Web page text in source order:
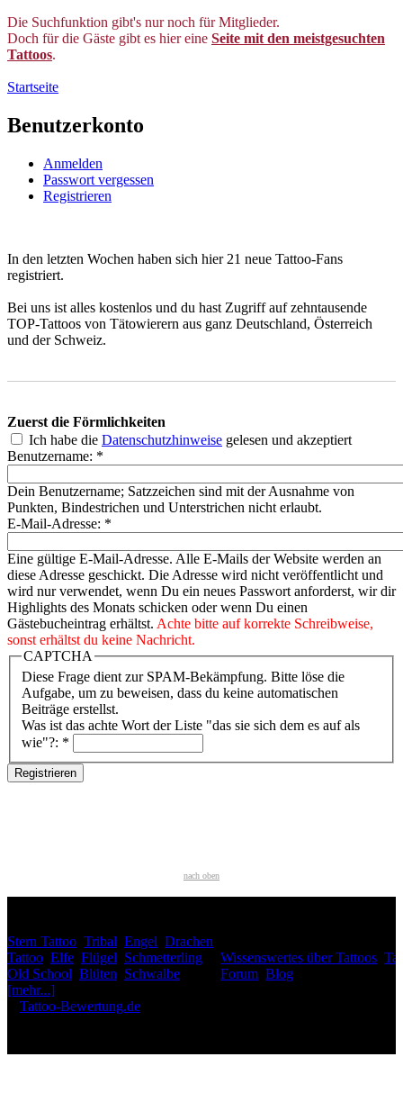
Die Suchfunktion gibt's nur noch für Mitglieder.
Doch für die Gäste gibt es hier eine Seite mit den meistgesuchten
Tattoos.
Startseite
Benutzerkonto
Anmelden
Passwort vergessen
Registrieren
In den letzten Wochen haben sich hier 21 neue Tattoo-Fans
registriert.
Bei uns ist alles kostenlos und du hast Zugriff auf zehntausende
TOP-Tattoos von Tätowierern aus ganz Deutschland, Österreich
und der Schweiz.
Zuerst die Förmlichkeiten
Ich habe die Datenschutzhinweise gelesen und akzeptiert
Benutzername: *
Dein Benutzername; Satzzeichen sind mit der Ausnahme von
Punkten, Bindestrichen und Unterstrichen nicht erlaubt.
E-Mail-Adresse: *
Eine gültige E-Mail-Adresse. Alle E-Mails der Website werden an
diese Adresse geschickt. Die Adresse wird nicht veröffentlicht und
wird nur verwendet, wenn Du ein neues Passwort anforderst, wir dir
Highlights des Monats schicken oder wenn Du einen
Gästebucheintrag erhältst. Achte bitte auf korrekte Schreibweise,
sonst erhältst du keine Nachricht.
CAPTCHA
Diese Frage dient zur SPAM-Bekämpfung. Bitte löse die
Aufgabe, um zu beweisen, dass du keine automatischen
Beiträge erstellst.
Was ist das achte Wort der Liste "das sie sich dem es auf als
wie"?: *
nach oben
Stern Tattoo Tribal Engel Drachen
Tattoo Elfe Flügel Schmetterling
Old School Blüten Schwalbe
[mehr...]
Wissenswertes über Tattoos
Forum Blog
Tattoo-Bewertung.de